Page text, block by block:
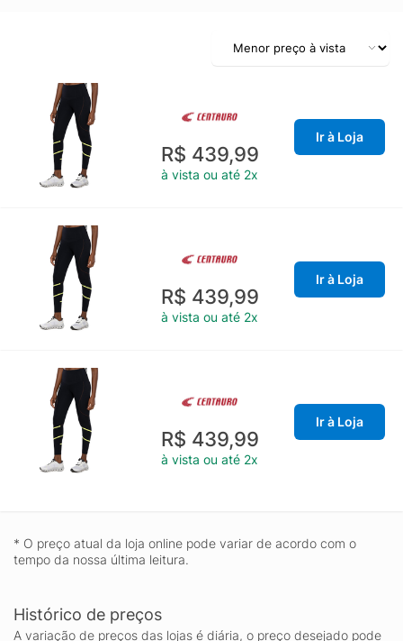
R$ 439,99
à vista ou até 2x
Ir à Loja
R$ 439,99
à vista ou até 2x
Ir à Loja
R$ 439,99
à vista ou até 2x
Ir à Loja
* O preço atual da loja online pode variar de acordo com o
tempo da nossa última leitura.
Histórico de preços
A variação de preços das lojas é diária, o preço desejado pode